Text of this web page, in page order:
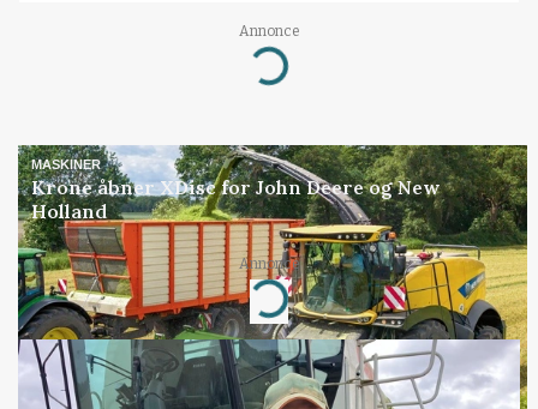
Annonce
Loading...
MASKINER
Krone åbner XDisc for John Deere og New
Holland
Annonce
Loading...